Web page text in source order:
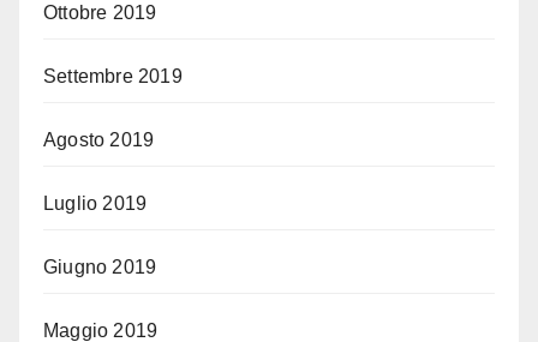
Ottobre 2019
Settembre 2019
Agosto 2019
Luglio 2019
Giugno 2019
Maggio 2019